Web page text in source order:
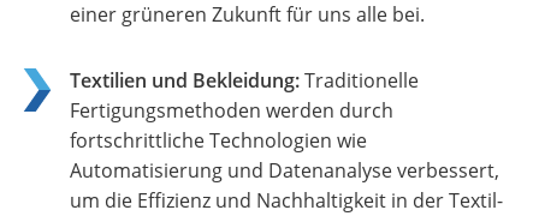
einer grüneren Zukunft für uns alle bei.
Textilien und Bekleidung:Traditionelle
Fertigungsmethoden werden durch
fortschrittliche Technologien wie
Automatisierung und Datenanalyse verbessert,
um die Effizienz und Nachhaltigkeit in der Textil-